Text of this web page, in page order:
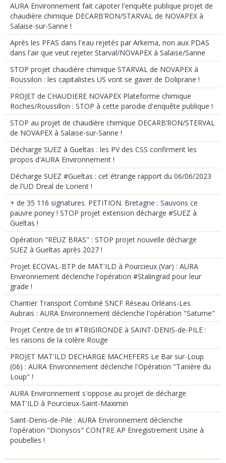
AURA Environnement fait capoter l'enquête publique projet de
chaudière chimique DECARB’RON/STARVAL de NOVAPEX à
Salaise-sur-Sanne !
Après les PFAS dans l'eau rejetés par Arkema, non aux PDAS
dans l'air que veut rejeter Starval/NOVAPEX à Salaise/Sanne
STOP projet chaudière chimique STARVAL de NOVAPEX à
Roussilon : les capitalistes US vont se gaver de Doliprane !
PROJET de CHAUDIERE NOVAPEX Plateforme chimique
Roches/Roussillon : STOP à cette parodie d'enquête publique !
STOP au projet de chaudière chimique DECARB’RON/STERVAL
de NOVAPEX à Salaise-sur-Sanne !
Décharge SUEZ à Gueltas : les PV des CSS confirment les
propos d'AURA Environnement !
Décharge SUEZ #Gueltas : cet étrange rapport du 06/06/2023
de l'UD Dreal de Lorient !
+ de 35 116 signatures. PETITION. Bretagne : Sauvons ce
pauvre poney ! STOP projet extension décharge #SUEZ à
Gueltas !
Opération "REUZ BRAS" : STOP projet nouvelle décharge
SUEZ à Gueltas après 2027 !
Projet ECOVAL-BTP de MAT'ILD à Pourcieux (Var) : AURA
Environnement déclenche l'opération #Stalingrad pour leur
grade !
Chantier Transport Combiné SNCF Réseau Orléans-Les
Aubrais : AURA Environnement déclenche l'opération "Saturne"
Projet Centre de tri #TRIGIRONDE à SAINT-DENIS-de-PILE :
les raisons de la colère Rouge
PROJET MAT'ILD DECHARGE MACHEFERS Le Bar sur-Loup
(06) : AURA Environnement déclenche l'Opération "Tanière du
Loup" !
AURA Environnement s'oppose au projet de décharge
MAT'ILD à Pourcieux-Saint-Maximin
Saint-Denis-de-Pile : AURA Environnement déclenche
l'opération "Dionysos" CONTRE AP Enregistrement Usine à
poubelles !